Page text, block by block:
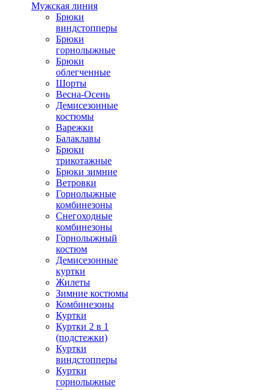
Мужская линия
Брюки
виндстопперы
Брюки
горнолыжные
Брюки
облегченные
Шорты
Весна-Осень
Демисезонные
костюмы
Варежки
Балаклавы
Брюки
трикотажные
Брюки зимние
Ветровки
Горнолыжные
комбинезоны
Снегоходные
комбинезоны
Горнолыжный
костюм
Демисезонные
куртки
Жилеты
Зимние костюмы
Комбинезоны
Куртки
Куртки 2 в 1
(подстежки)
Куртки
виндстопперы
Куртки
горнолыжные